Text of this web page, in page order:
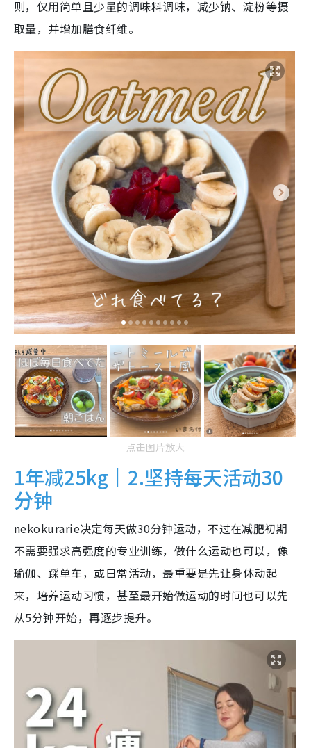
则，仅用简单且少量的调味料调味，减少钠、淀粉等摄
取量，并增加膳食纤维。
点击图片放大
1年减25kg｜2.坚持每天活动30
分钟
nekokurarie决定每天做30分钟运动，不过在减肥初期
不需要强求高强度的专业训练，做什么运动也可以，像
瑜伽、踩单车，或日常活动，最重要是先让身体动起
来，培养运动习惯，甚至最开始做运动的时间也可以先
从5分钟开始，再逐步提升。